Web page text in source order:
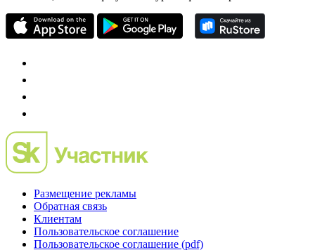
проект о российском рынке M&A
Preqveca.ru
Размещение рекламы